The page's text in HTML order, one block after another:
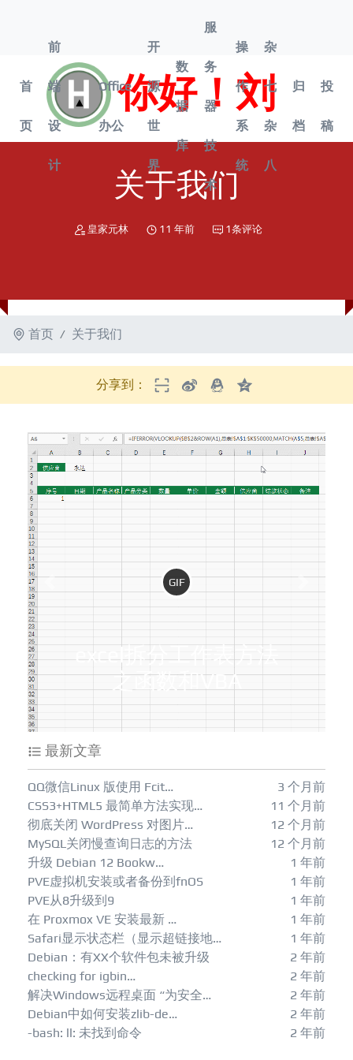
你好！刘
首
页
前
端
设
计
▲
开
菜
Office
办公
开
源
世
界
数
据
库
服
务
器
技
术
操
作
系
统
杂
七
杂
八
归
档
投
稿
关于我们
皇家元林 11 年前 1条评论
首页 关于我们
分享到：
GIF
excel拆分工作表方法
之函数和VBA
最新文章
QQ微信Linux 版使用 Fcit…
3 个月前
CSS3+HTML5 最简单方法实现…
11 个月前
彻底关闭 WordPress 对图片…
12 个月前
MySQL关闭慢查询日志的方法
12 个月前
升级 Debian 12 Bookw…
1 年前
PVE虚拟机安装或者备份到fnOS
1 年前
PVE从8升级到9
1 年前
在 Proxmox VE 安装最新 …
1 年前
Safari显示状态栏（显示超链接地…
1 年前
Debian：有XX个软件包未被升级
2 年前
checking for igbin…
2 年前
解决Windows远程桌面 “为安全…
2 年前
Debian中如何安装zlib-de…
2 年前
-bash: ll: 未找到命令
2 年前